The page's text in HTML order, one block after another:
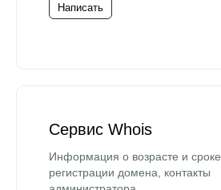
Написать
Сервис Whois
Информация о возрасте и сроке
регистрации домена, контакты